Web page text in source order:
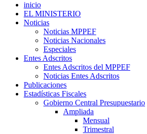
inicio
EL MINISTERIO
Noticias
Noticias MPPEF
Noticias Nacionales
Especiales
Entes Adscritos
Entes Adscritos del MPPEF
Noticias Entes Adscritos
Publicaciones
Estadísticas Fiscales
Gobierno Central Presupuestario
Ampliada
Mensual
Trimestral